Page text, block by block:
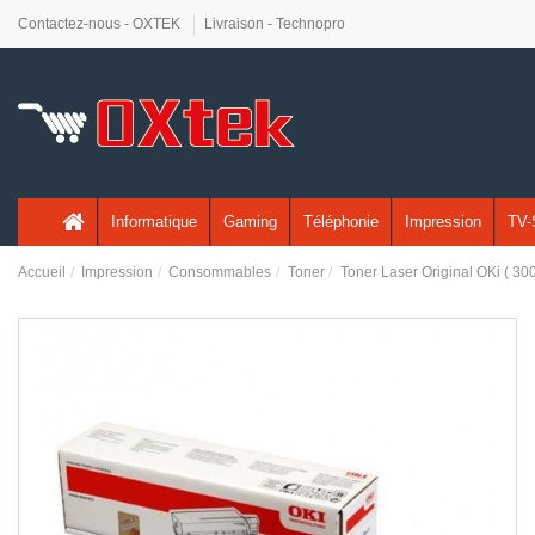
Contactez-nous - OXTEK Livraison - Technopro
Informatique Gaming Téléphonie Impression
Accueil Impression Consommables Toner Toner Laser Original OKi (